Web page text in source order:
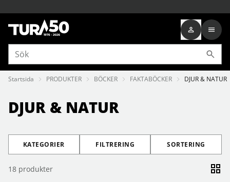
Startsida PRODUKTER BÖCKER FAKTABÖCKER DJUR & NATUR
DJUR & NATUR
KATEGORIER FILTRERING SORTERING
18 produkter